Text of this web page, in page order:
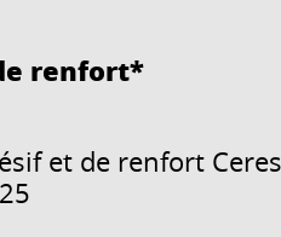
renfort*
et de renfort